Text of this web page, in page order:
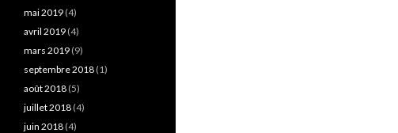
mai 2019 (4)
avril 2019 (4)
mars 2019 (9)
septembre 2018 (1)
août 2018 (5)
juillet 2018 (4)
juin 2018 (4)